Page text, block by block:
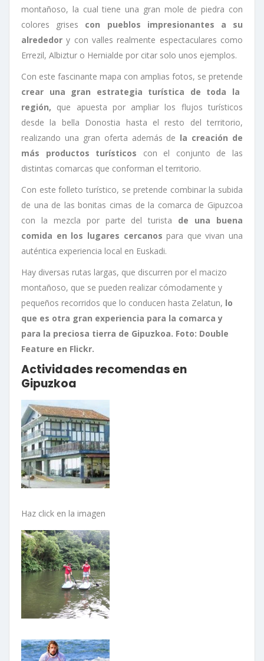
montañoso, la cual tiene una gran mole de piedra con
colores grises con pueblos impresionantes a su
alrededor y con valles realmente espectaculares como
Errezil, Albiztur o Hernialde por citar solo unos ejemplos.
Con este fascinante mapa con amplias fotos, se pretende
crear una gran estrategia turística de toda la
región, que apuesta por ampliar los flujos turísticos
desde la bella Donostia hasta el resto del territorio,
realizando una gran oferta además de la creación de
más productos turísticos con el conjunto de las
distintas comarcas que conforman el territorio.
Con este folleto turístico, se pretende combinar la subida
de una de las bonitas cimas de la comarca de Gipuzcoa
con la mezcla por parte del turista de una buena
comida en los lugares cercanos para que vivan una
auténtica experiencia local en Euskadi.
Hay diversas rutas largas, que discurren por el macizo
montañoso, que se pueden realizar cómodamente y
pequeños recorridos que lo conducen hasta Zelatun, lo
que es otra gran experiencia para la comarca y
para la preciosa tierra de Gipuzkoa. Foto: Double
Feature en Flickr.
Actividades recomendas en
Gipuzkoa
Haz click en la imagen